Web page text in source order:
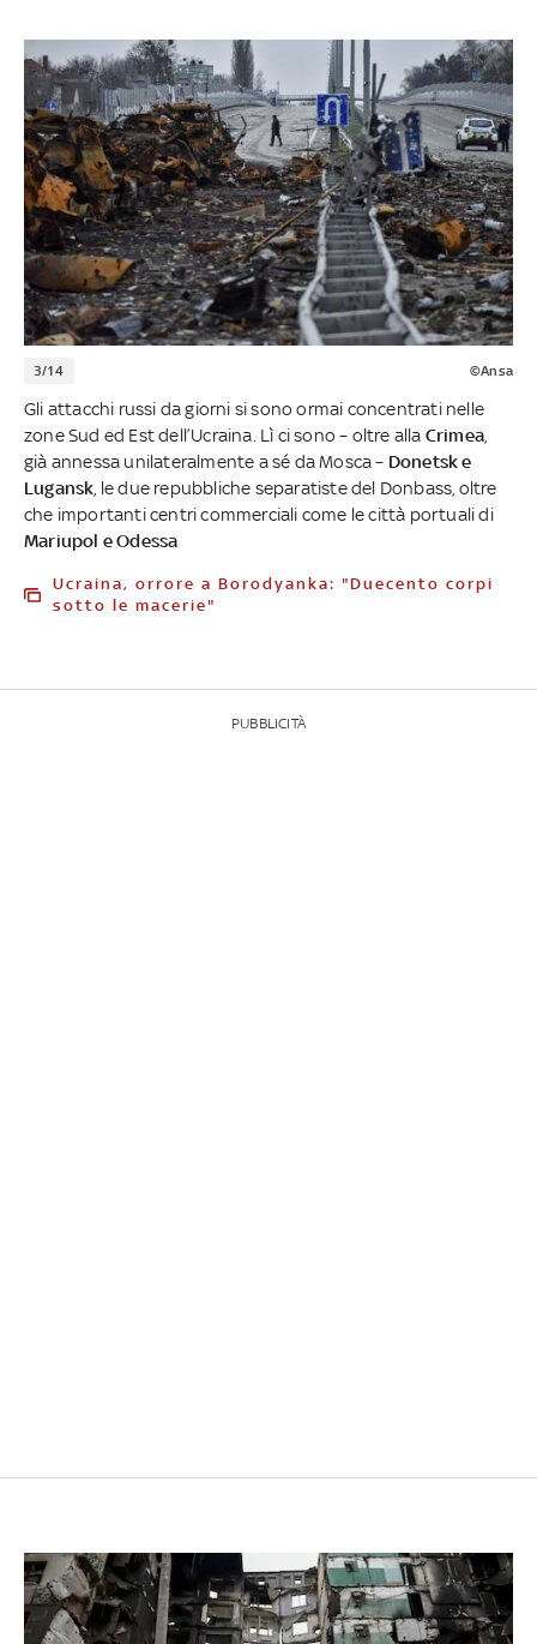
3/14 ©Ansa
Gli attacchi russi da giorni si sono ormai concentrati nelle
zone Sud ed Est dell’Ucraina. Lì ci sono – oltre alla Crimea
già annessa unilateralmente a sé da Mosca – Donetsk e
Lugansk , le due repubbliche separatiste del Donbass, oltre
che importanti centri commerciali come le città portuali di
Mariupol e Odessa
Ucraina, orrore a Borodyanka: "Duecento corpi
sotto le macerie"
PUBBLICITÀ